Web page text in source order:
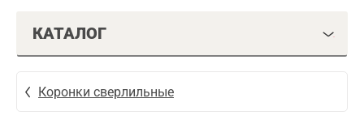
КАТАЛОГ
Коронки сверлильные